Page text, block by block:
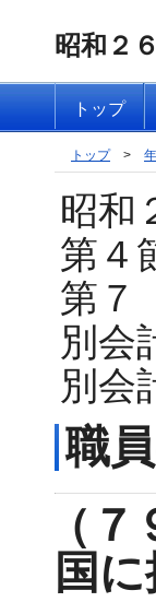
昭和２
トップ
トップ >
昭和
第４
第
別会
別会
職
（
国